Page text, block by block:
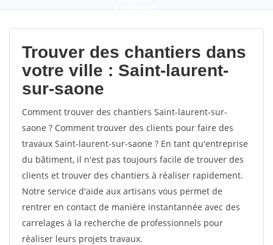
9,5(100%)75
votes
Trouver des chantiers dans
votre ville : Saint-laurent-
sur-saone
Comment trouver des chantiers Saint-laurent-sur-
saone ? Comment trouver des clients pour faire des
travaux Saint-laurent-sur-saone ? En tant qu'entreprise
du bâtiment, il n'est pas toujours facile de trouver des
clients et trouver des chantiers à réaliser rapidement.
Notre service d'aide aux artisans vous permet de
rentrer en contact de manière instantannée avec des
carrelages à la recherche de professionnels pour
réaliser leurs projets travaux.